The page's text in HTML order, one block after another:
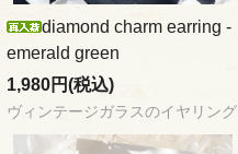
diamond charm earring -
emerald green
1,980円(税込)
ヴィンテージガラスのイヤリング